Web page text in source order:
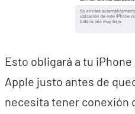
Esto obligará a tu
Apple justo antes de
necesita tener conexión